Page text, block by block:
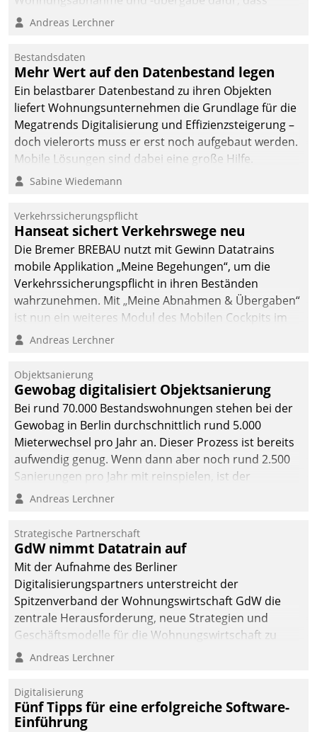
Mieter wohlgeordnet kommen und, so es sein muss,
Andreas Lerchner
Bestandsdaten
Mehr Wert auf den Datenbestand legen
Ein belastbarer Datenbestand zu ihren Objekten
liefert Wohnungsunternehmen die Grundlage für die
Megatrends Digitalisierung und Effizienzsteigerung –
doch vielerorts muss er erst noch aufgebaut werden.
Mobile Lösungen sind dabei eine große Hilfe.
Sabine Wiedemann
Verkehrssicherungspflicht
Hanseat sichert Verkehrswege neu
Die Bremer BREBAU nutzt mit Gewinn Datatrains
mobile Applikation „Meine Begehungen“, um die
Verkehrssicherungspflicht in ihren Beständen
wahrzunehmen. Mit „Meine Abnahmen & Übergaben“
ist nun ein weiteres Modul des Mobilen Cockpits im
Einsatz.
Andreas Lerchner
Objektsanierung
Gewobag digitalisiert Objektsanierung
Bei rund 70.000 Bestandswohnungen stehen bei der
Gewobag in Berlin durchschnittlich rund 5.000
Mieterwechsel pro Jahr an. Dieser Prozess ist bereits
aufwendig genug. Wenn dann aber noch rund 2.500
Sanierungen pro Jahr mit reinspielen, ist der
Betreuungs- und Organisationsaufwand immens. Im
kommunale Wohnungsbauunternehmen daher
gemeinsam mit der Berliner Datatrain GmbH den
Teilprozess der Objektsanierung digitalisiert.
Andreas Lerchner
Strategische Partnerschaft
GdW nimmt Datatrain auf
Mit der Aufnahme des Berliner
Digitalisierungspartners unterstreicht der
Spitzenverband der Wohnungswirtschaft GdW die
zentrale Herausforderung, neue Strategien und
Geschäftsmodelle für die Wohnungswirtschaft zu
entwickeln.
Andreas Lerchner
Digitalisierung
Fünf Tipps für eine erfolgreiche Software-
Einführung